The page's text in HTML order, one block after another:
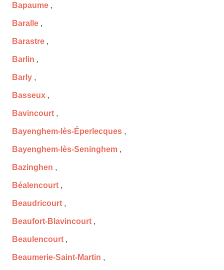
Bapaume ,
Baralle ,
Barastre ,
Barlin ,
Barly ,
Basseux ,
Bavincourt ,
Bayenghem-lès-Éperlecques ,
Bayenghem-lès-Seninghem ,
Bazinghen ,
Béalencourt ,
Beaudricourt ,
Beaufort-Blavincourt ,
Beaulencourt ,
Beaumerie-Saint-Martin ,